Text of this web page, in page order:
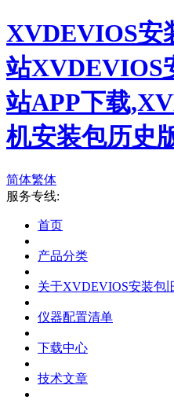
XVDEVIOS安
站XVDEVIOS
站APP下载
机安装包历史
简体繁体
服务专线:
首页
产品分类
关于XVDEVIOS安装包
仪器配置清单
下载中心
技术文章